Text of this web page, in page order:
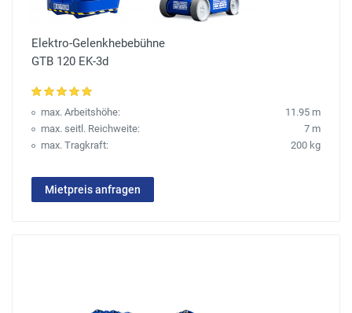
Elektro-Gelenkhebebühne
GTB 120 EK-3d
max. Arbeitshöhe:
11.95 m
max. seitl. Reichweite:
7 m
max. Tragkraft:
200 kg
Mietpreis anfragen